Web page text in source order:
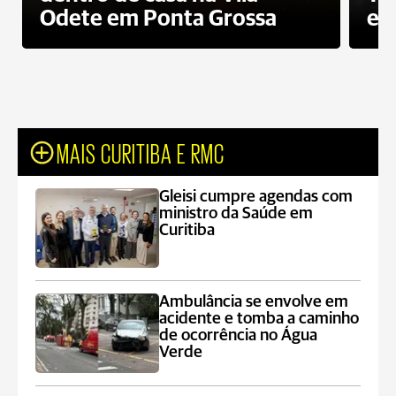
Odete em Ponta Grossa
e
MAIS CURITIBA E RMC
Gleisi cumpre agendas com
ministro da Saúde em
Curitiba
Ambulância se envolve em
acidente e tomba a caminho
de ocorrência no Água
Verde